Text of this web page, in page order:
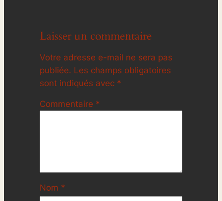
Laisser un commentaire
Votre adresse e-mail ne sera pas
publiée. Les champs obligatoires
sont indiqués avec *
Commentaire *
Nom *